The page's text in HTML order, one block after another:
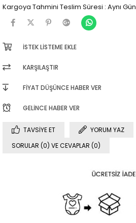
Kargoya Tahmini Teslim Süresi : Aynı Gün
İSTEK LISTEME EKLE
KARŞILAŞTIR
FIYAT DÜŞÜNCE HABER VER
GELINCE HABER VER
TAVSIYE ET
YORUM YAZ
SORULAR (0) VE CEVAPLAR (0)